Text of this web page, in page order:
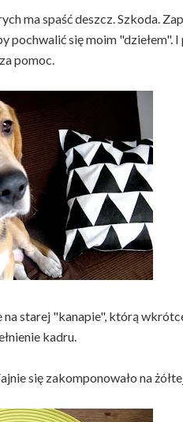
ma spaść deszcz. Szkoda.
pochwalić się moim
za pomoc.
starej "kanapie", którą
kadru.
się zakomponowało na